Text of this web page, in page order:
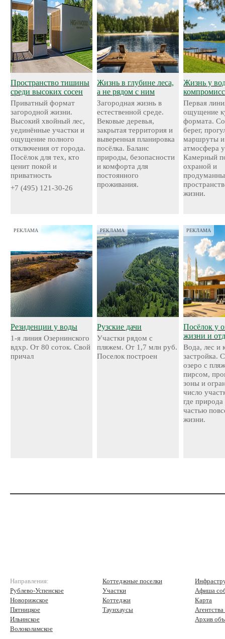
Пространство тишины
среди высоких сосен
Приватный формат
загородной жизни.
Высокий хвойный лес,
уединённые участки и
ощущение полного
отключения от города.
Посёлок для тех, кто
ценит покой и
приватность
+7 (495) 121-30-26
Жизнь в глубине леса,
а не рядом с ним
Загородная жизнь в
естественной среде.
Вековые деревья,
закрытая территория и
выверенная планировка
посёлка. Баланс
природы, безопасности
и комфорта для
постоянного
проживания.
Жизнь у
Первая
ощущение
формата.
берег,
маршруты и
атмосфера
Камерный
охраной и
жизни.
РЕКЛАМА
Резиденции у воды
1-я линия Озернинского
вдхр. От 80 соток. Свой
причал
РЕКЛАМА
Рузские дачи
Участки рядом с
пляжем. От 1,7 млн руб.
Поселок построен
РЕКЛАМА
Посёлок у
жизни и
Вода, лес и
застройка.
озеро с
пирсом,
зоны и
число
где природа
частью
жизни.
Направления:
Рублево-Успенское
Новорижское
Пятницкое
Ильинское
Волоколамское
Коттеджные поселки
Участки
Коттеджи
Таунхаусы
Афиша
Карта
Архив